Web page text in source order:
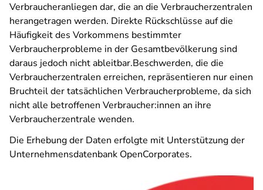
Verbraucheranliegen dar, die an die Verbraucherzentralen
herangetragen werden. Direkte Rückschlüsse auf die
Häufigkeit des Vorkommens bestimmter
Verbraucherprobleme in der Gesamtbevölkerung sind
daraus jedoch nicht ableitbar.Beschwerden, die die
Verbraucherzentralen erreichen, repräsentieren nur einen
Bruchteil der tatsächlichen Verbraucherprobleme, da sich
nicht alle betroffenen Verbraucher:innen an ihre
Verbraucherzentrale wenden.
Die Erhebung der Daten erfolgte mit Unterstützung der
Unternehmensdatenbank OpenCorporates.